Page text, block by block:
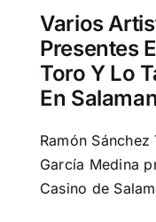
Varios
Presentes
Toro Y Lo
En
Ramón
García Medina
Casino de